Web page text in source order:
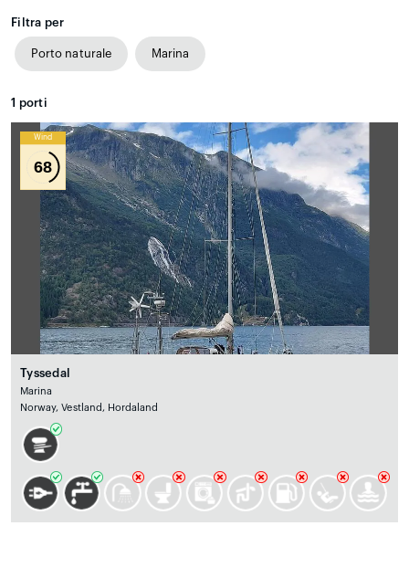
Filtra per
Porto naturale Marina
1 porti
Wind
68
Tyssedal
Marina
Norway, Vestland, Hordaland